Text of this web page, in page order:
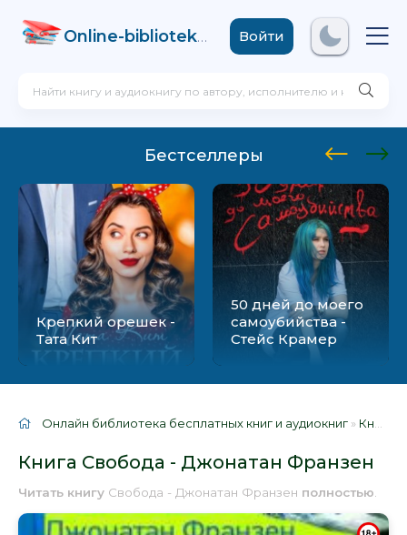
Online-biblioteka .comВойти
Бестселлеры
Крепкий орешек -
Тата Кит
50 дней до моего
самоубийства -
Стейс Крамер
Онлайн библиотека бесплатных книг и аудиокниг » Книги
Книга Свобода - Джонатан Франзен
Читать книгу Свобода - Джонатан Франзен полностью